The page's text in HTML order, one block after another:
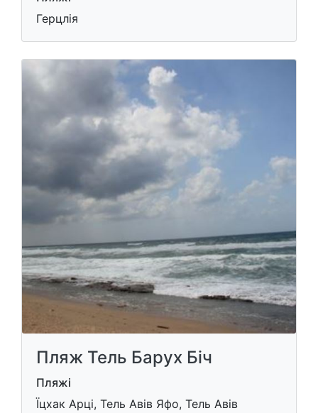
Герцлія
Пляж Тель Барух Біч
Пляжі
Їцхак Арці, Тель Авів Яфо, Тель Авів